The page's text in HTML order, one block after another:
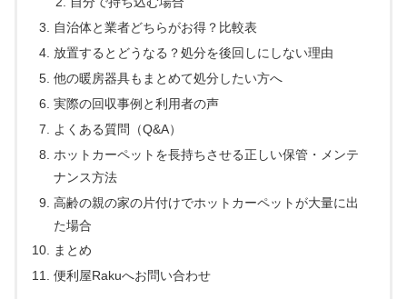
自治体と業者どちらがお得？比較表
放置するとどうなる？処分を後回しにしない理由
他の暖房器具もまとめて処分したい方へ
実際の回収事例と利用者の声
よくある質問（Q&A）
ホットカーペットを長持ちさせる正しい保管・メンテ
ナンス方法
高齢の親の家の片付けでホットカーペットが大量に出
た場合
まとめ
便利屋Rakuへお問い合わせ